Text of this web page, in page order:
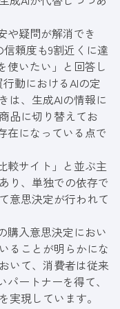
や疑問が解消でき
頼度も9割近くに達
使いたい」と回答し
動におけるAIの定
は、生成AIの情報に
品に切り替えてお
在になっている点で
較サイト」と並ぶ主
り、単独での依存で
意思決定が行われて
購入意思決定におい
ることが明らかにな
いて、消費者は従来
ートナーを得て、
実現しています。